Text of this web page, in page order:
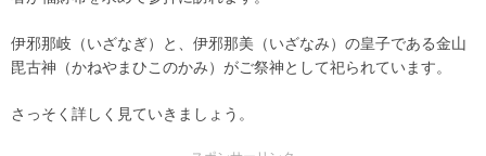
伊邪那岐（いざなぎ）と、伊邪那美（いざなみ）の皇子である金山
毘古神（かねやまひこのかみ）がご祭神として祀られています。
さっそく詳しく見ていきましょう。